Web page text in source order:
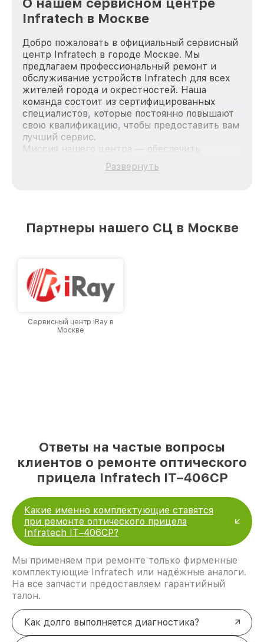
О нашем сервисном центре
Infratech в Москве
Добро пожаловать в официальный сервисный
центр Infratech в городе Москве. Мы
предлагаем профессиональный ремонт и
обслуживание устройств Infratech для всех
жителей города и окрестностей. Наша
команда состоит из сертифицированных
специалистов, которые постоянно повышают
свою квалификацию, чтобы предоставить вам
лучший сервис.
Миссия нашего центра — обеспечить
качественный и доступный ремонт для
каждого пользователя продукции Infratech,
лучшим сервисным центром Infratech в
Развернуть
Партнеры нашего СЦ в Москве
Сервисный центр iRay в
Москве
Ответы на частые вопросы
клиентов о ремонте оптического
прицела Infratech IT–406СP
Какие именно комплектующие ставятся
при ремонте оптического прицела
Infratech IT–406СP?
Мы применяем при ремонте только фирменные
комплектующие Infratech или надёжные аналоги.
На все запчасти предоставляем гарантийный
талон.
Как долго выполняется диагностика?